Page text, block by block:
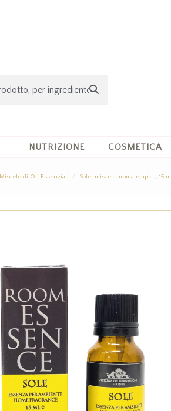
NUTRIZIONE COSMETICA
Miscele di Oli Essenziali Sole, miscela aromaterapica, 15 ml